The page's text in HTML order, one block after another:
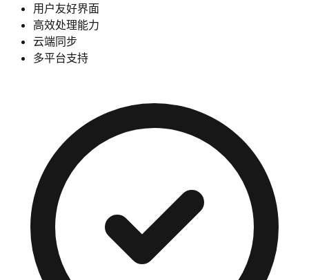
用户友好界面
高效处理能力
云端同步
多平台支持